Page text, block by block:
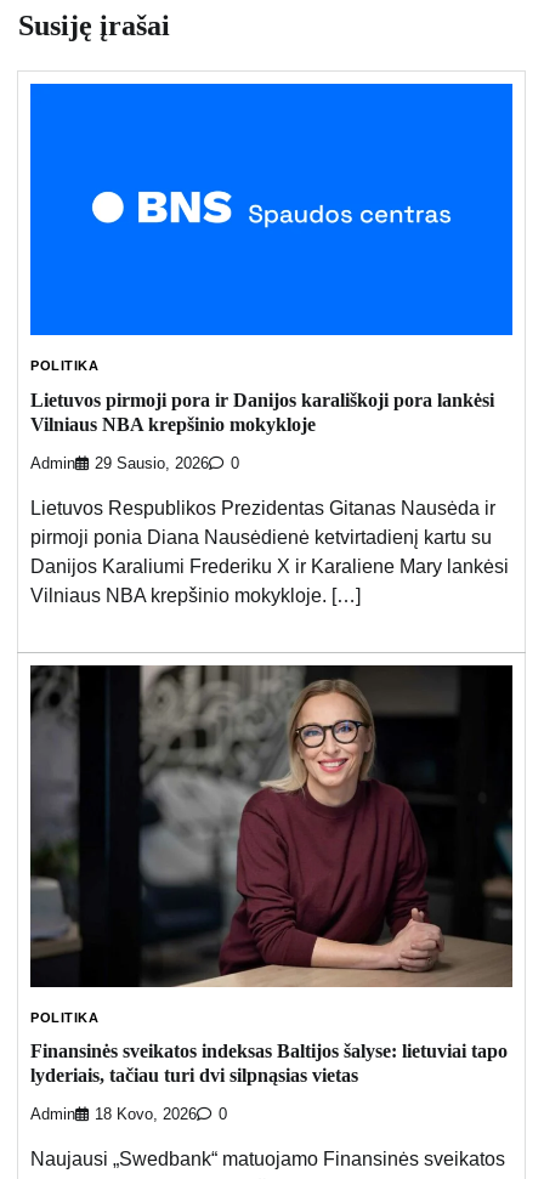
Susiję įrašai
POLITIKA
Lietuvos pirmoji pora ir Danijos karališkoji pora lankėsi
Vilniaus NBA krepšinio mokykloje
Admin 29 Sausio, 2026 0
Lietuvos Respublikos Prezidentas Gitanas Nausėda ir
pirmoji ponia Diana Nausėdienė ketvirtadienį kartu su
Danijos Karaliumi Frederiku X ir Karaliene Mary lankėsi
Vilniaus NBA krepšinio mokykloje. […]
POLITIKA
Finansinės sveikatos indeksas Baltijos šalyse: lietuviai tapo
lyderiais, tačiau turi dvi silpnąsias vietas
Admin 18 Kovo, 2026 0
Naujausi „Swedbank“ matuojamo Finansinės sveikatos